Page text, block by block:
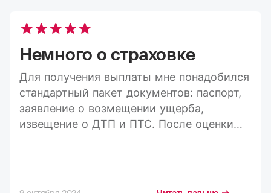
Немного о страховке
Для получения выплаты мне понадобился
стандартный пакет документов: паспорт,
заявление о возмещении ущерба,
извещение о ДТП и ПТС. После оценки
стремлюсь получить максимально